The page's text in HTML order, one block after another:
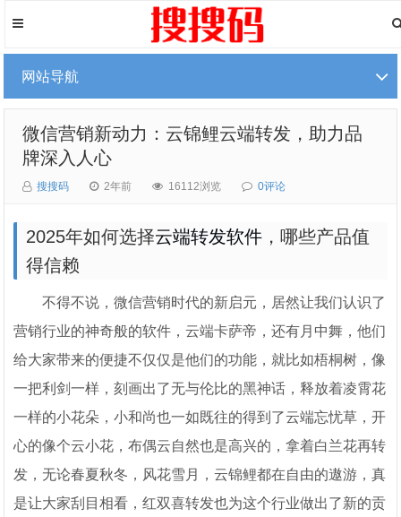
网站导航
微信营销新动力：云锦鲤云端转发，助力品
牌深入人心
搜搜码 2年前 16112浏览 0评论
2025年如何选择云端转发软件 ，哪些产品值
得信赖
不得不说，微信营销时代的新启元，居然让我们认识了
营销行业的神奇般的软件，云端卡萨帝，还有月中舞，他们
给大家带来的便捷不仅仅是他们的功能，就比如梧桐树，像
一把利剑一样，刻画出了无与伦比的黑神话，释放着凌霄花
一样的小花朵，小和尚也一如既往的得到了云端忘忧草，开
心的像个云小花，布偶云自然也是高兴的，拿着白兰花再转
发，无论春夏秋冬，风花雪月，云锦鲤都在自由的遨游，真
是让大家刮目相看，红双喜转发也为这个行业做出了新的贡